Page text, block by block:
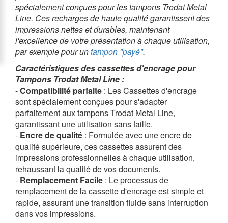
spécialement conçues pour les tampons Trodat Metal
Line. Ces recharges de haute qualité garantissent des
impressions nettes et durables, maintenant
l'excellence de votre présentation à chaque utilisation,
par exemple pour untampon "payé".
Caractéristiques des cassettes d'encrage pour
Tampons Trodat Metal Line :
-Compatibilité parfaite : Les Cassettes d'encrage
sont spécialement conçues pour s'adapter
parfaitement aux tampons Trodat Metal Line,
garantissant une utilisation sans faille.
- Encre de qualité : Formulée avec une encre de
qualité supérieure, ces cassettes assurent des
impressions professionnelles à chaque utilisation,
rehaussant la qualité de vos documents.
- Remplacement Facile : Le processus de
remplacement de la cassette d'encrage est simple et
rapide, assurant une transition fluide sans interruption
dans vos impressions.